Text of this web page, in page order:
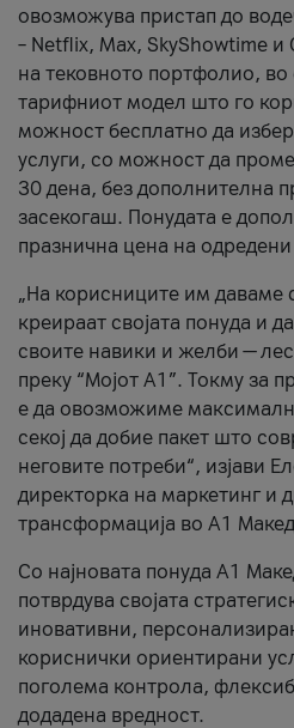
овозможува пристап до
– Netflix, Max, SkyShowtime и
на тековното портфолио, во
тарифниот модел што го
можност бесплатно да
услуги, со можност да
30 дена, без дополнителна
засекогаш. Понудата е
празнична цена на
„На корисниците им даваме
креираат својата понуда и
своите навики и желби —
преку “Мојот А1”. Токму за
е да овозможиме
секој да добие пакет што
неговите потреби“, изјави
директорка на маркетинг и
трансформација во А1
Со најновата понуда А1
потврдува својата
иновативни,
кориснички ориентирани
поголема контрола,
додадена вредност.